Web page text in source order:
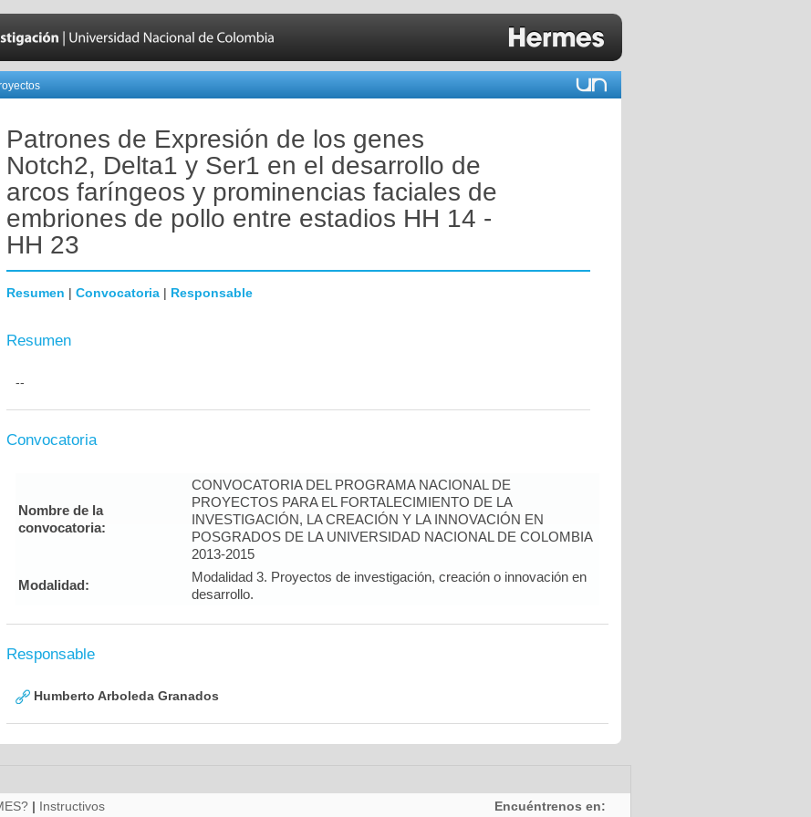
Patrones de Expresión de los genes
Notch2, Delta1 y Ser1 en el desarrollo de
arcos faríngeos y prominencias faciales de
embriones de pollo entre estadios HH 14 -
HH 23
Resumen | Convocatoria | Responsable
Resumen
--
Convocatoria
Nombre de la
convocatoria:
CONVOCATORIA DEL PROGRAMA NACIONAL DE
PROYECTOS PARA EL FORTALECIMIENTO DE LA
INVESTIGACIÓN, LA CREACIÓN Y LA INNOVACIÓN EN
POSGRADOS DE LA UNIVERSIDAD NACIONAL DE COLOMBIA
2013-2015
Modalidad:
Modalidad 3. Proyectos de investigación, creación o innovación en
desarrollo.
Responsable
Humberto Arboleda Granados
| Instructivos Encuéntrenos en: